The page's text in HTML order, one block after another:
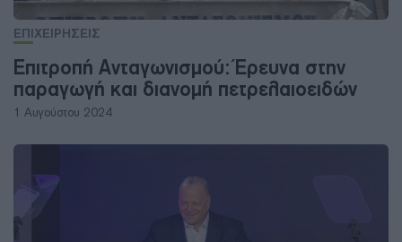
ΕΠΙΧΕΙΡΗΣΕΙΣ
Επιτροπή Ανταγωνισμού: Έρευνα στην
παραγωγή και διανομή πετρελαιοειδών
1 Αυγούστου 2024